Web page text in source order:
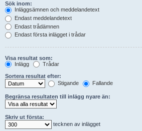
Sök inom:
Inläggsämnen och meddelandetext
Endast meddelandetext
Endast trådämnen
Endast första inlägget i trådar
Visa resultat som:
Inlägg
Trådar
Sortera resultat efter:
Stigande
Fallande
Begränsa resultaten till inlägg nyare än:
Skriv ut första:
tecknen av inlägget